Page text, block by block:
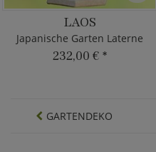
LAOS
Japanische Garten Laterne
232,00 € *
GARTENDEKO